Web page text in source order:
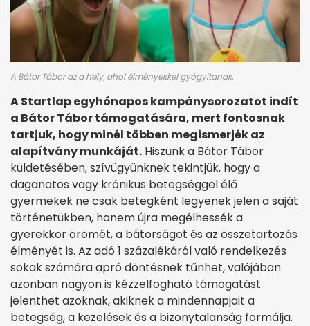
A Bátor Tábor az a hely, ahol élményekkel gyógyítanak.
A Startlap egyhónapos kampánysorozatot indít
a Bátor Tábor támogatására, mert fontosnak
tartjuk, hogy minél többen megismerjék az
alapítvány munkáját. Hiszünk a Bátor Tábor
küldetésében, szívügyünknek tekintjük, hogy a
daganatos vagy krónikus betegséggel élő
gyermekek ne csak betegként legyenek jelen a saját
történetükben, hanem újra megélhessék a
gyerekkor örömét, a bátorságot és az összetartozás
élményét is. Az adó 1 százalékáról való rendelkezés
sokak számára apró döntésnek tűnhet, valójában
azonban nagyon is kézzelfogható támogatást
jelenthet azoknak, akiknek a mindennapjait a
betegség, a kezelések és a bizonytalanság formálja.